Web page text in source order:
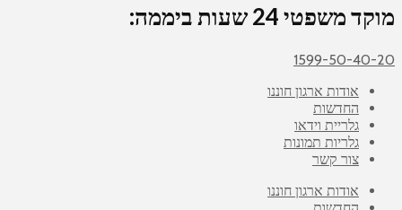
מוקד משפטי 24 שעות ביממה:
1599-50-40-20
אודות ארגון חוננו
החדשות
גלריית וידאו
גלריות תמונות
צור קשר
אודות ארגון חוננו